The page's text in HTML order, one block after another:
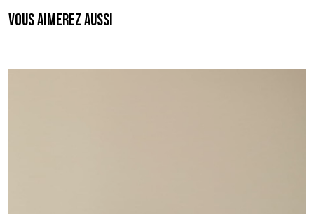
Vous aimerez aussi